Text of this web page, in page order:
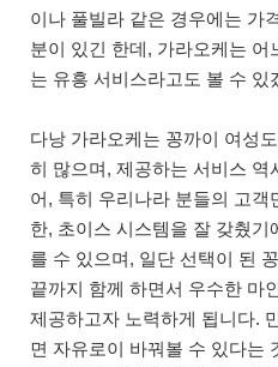
이나 풀빌라 같은 경우에는 가
분이 있긴 한데, 가라오케는 어
는 유흥 서비스라고도 볼 수 있
다낭 가라오케는 꽁까이 여성
히 많으며, 제공하는 서비스 역
어, 특히 우리나라 분들의 고객
한, 초이스 시스템을 잘 갖췄기
를 수 있으며, 일단 선택이 된
끝까지 함께 하면서 우수한 마
제공하고자 노력하게 됩니다.
면 자유로이 바꿔볼 수 있다는